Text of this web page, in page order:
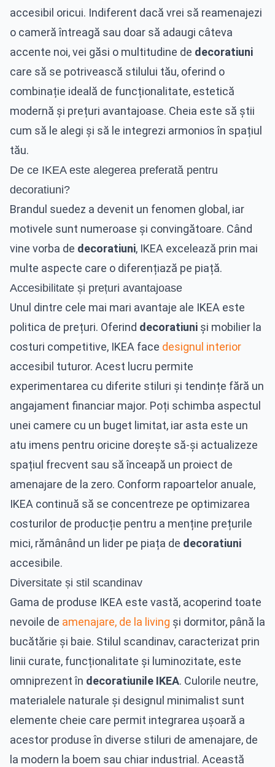
accesibil oricui. Indiferent dacă vrei să reamenajezi
o cameră întreagă sau doar să adaugi câteva
accente noi, vei găsi o multitudine de decoratiuni
care să se potrivească stilului tău, oferind o
combinație ideală de funcționalitate, estetică
modernă și prețuri avantajoase. Cheia este să știi
cum să le alegi și să le integrezi armonios în spațiul
tău.
De ce IKEA este alegerea preferată pentru
decoratiuni?
Brandul suedez a devenit un fenomen global, iar
motivele sunt numeroase și convingătoare. Când
vine vorba de decoratiuni, IKEA excelează prin mai
multe aspecte care o diferențiază pe piață.
Accesibilitate și prețuri avantajoase
Unul dintre cele mai mari avantaje ale IKEA este
politica de prețuri. Oferind decoratiuni și mobilier la
costuri competitive, IKEA face designul interior
accesibil tuturor. Acest lucru permite
experimentarea cu diferite stiluri și tendințe fără un
angajament financiar major. Poți schimba aspectul
unei camere cu un buget limitat, iar asta este un
atu imens pentru oricine dorește să-și actualizeze
spațiul frecvent sau să înceapă un proiect de
amenajare de la zero. Conform rapoartelor anuale,
IKEA continuă să se concentreze pe optimizarea
costurilor de producție pentru a menține prețurile
mici, rămânând un lider pe piața de decoratiuni
accesibile.
Diversitate și stil scandinav
Gama de produse IKEA este vastă, acoperind toate
nevoile de amenajare, de la living și dormitor, până la
bucătărie și baie. Stilul scandinav, caracterizat prin
linii curate, funcționalitate și luminozitate, este
omniprezent în decoratiunile IKEA. Culorile neutre,
materialele naturale și designul minimalist sunt
elemente cheie care permit integrarea ușoară a
acestor produse în diverse stiluri de amenajare, de
la modern la boem sau chiar industrial. Această